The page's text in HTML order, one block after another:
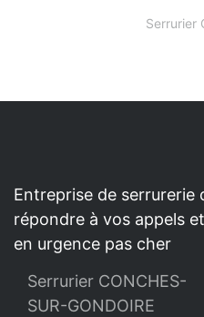
Serrurier
Entreprise de
répondre à vos appels
en urgence pas cher
Serrurier CONCHES-
SUR-GONDOIRE